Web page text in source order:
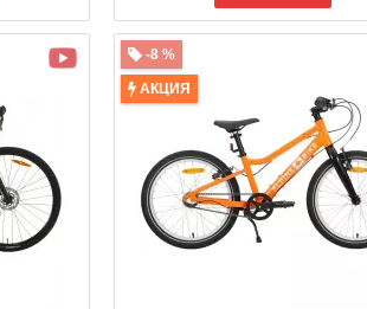
-8 %
АКЦИЯ